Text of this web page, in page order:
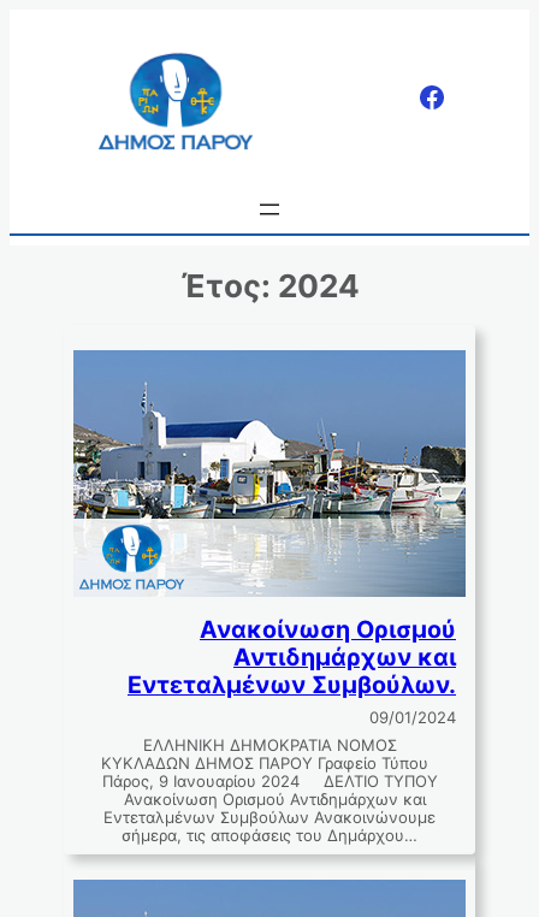
Έτος: 2024
Ανακοίνωση Ορισμού
Αντιδημάρχων και
Εντεταλμένων Συμβούλων.
09/01/2024
ΕΛΛΗΝΙΚΗ ∆ΗΜΟΚΡΑΤΙΑ ΝΟΜΟΣ
ΚΥΚΛΑΔΩΝ ∆ΗΜΟΣ ΠΑΡΟΥ Γραφείο Τύπου
Πάρος, 9 Ιανουαρίου 2024 ΔΕΛΤΙΟ ΤΥΠΟΥ
Ανακοίνωση Ορισμού Αντιδημάρχων και
Εντεταλμένων Συμβούλων Ανακοινώνουμε
σήμερα, τις αποφάσεις του Δημάρχου…